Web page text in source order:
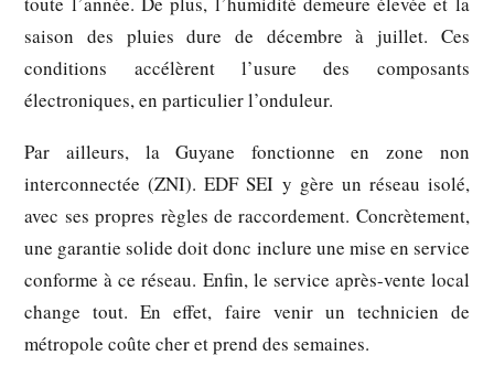
saison des pluies dure de décembre à juillet. Ces
conditions accélèrent l’usure des composants
électroniques, en particulier l’onduleur.
Par ailleurs, la Guyane fonctionne en zone non
interconnectée (ZNI). EDF SEI y gère un réseau isolé,
avec ses propres règles de raccordement. Concrètement,
une garantie solide doit donc inclure une mise en service
conforme à ce réseau. Enfin, le service après-vente local
change tout. En effet, faire venir un technicien de
métropole coûte cher et prend des semaines.